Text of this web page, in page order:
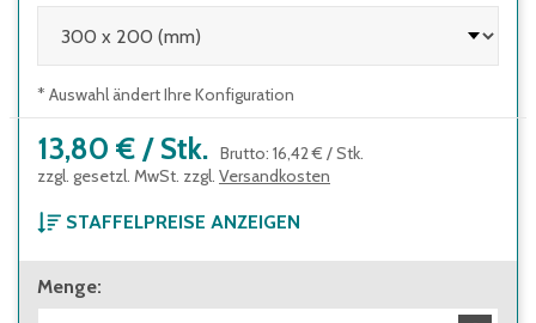
* Auswahl ändert Ihre Konfiguration
13,80 € / Stk. Brutto: 16,42 € /Stk.
zzgl. gesetzl. MwSt. zzgl. Versandkosten
STAFFELPREISE ANZEIGEN
ab 1 Stück
13,80 €
Menge: